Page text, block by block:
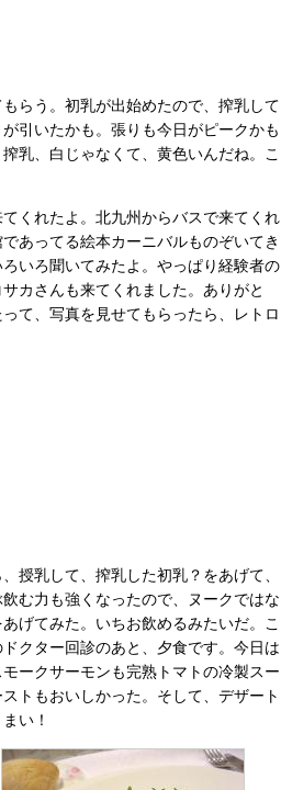
らう。初乳が出始めたので、搾乳して
引いたかも。張りも今日がピークかも
乳、白じゃなくて、黄色いんだね。こ
くれたよ。北九州からバスで来てくれ
あってる絵本カーニバルものぞいてき
いろ聞いてみたよ。やっぱり経験者の
カさんも来てくれました。ありがと
て、写真を見せてもらったら、レトロ
授乳して、搾乳した初乳？をあげて、
む力も強くなったので、ヌークではな
げてみた。いちお飲めるみたいだ。こ
クター回診のあと、夕食です。今日は
ークサーモンも完熟トマトの冷製スー
トもおいしかった。そして、デザート
い！